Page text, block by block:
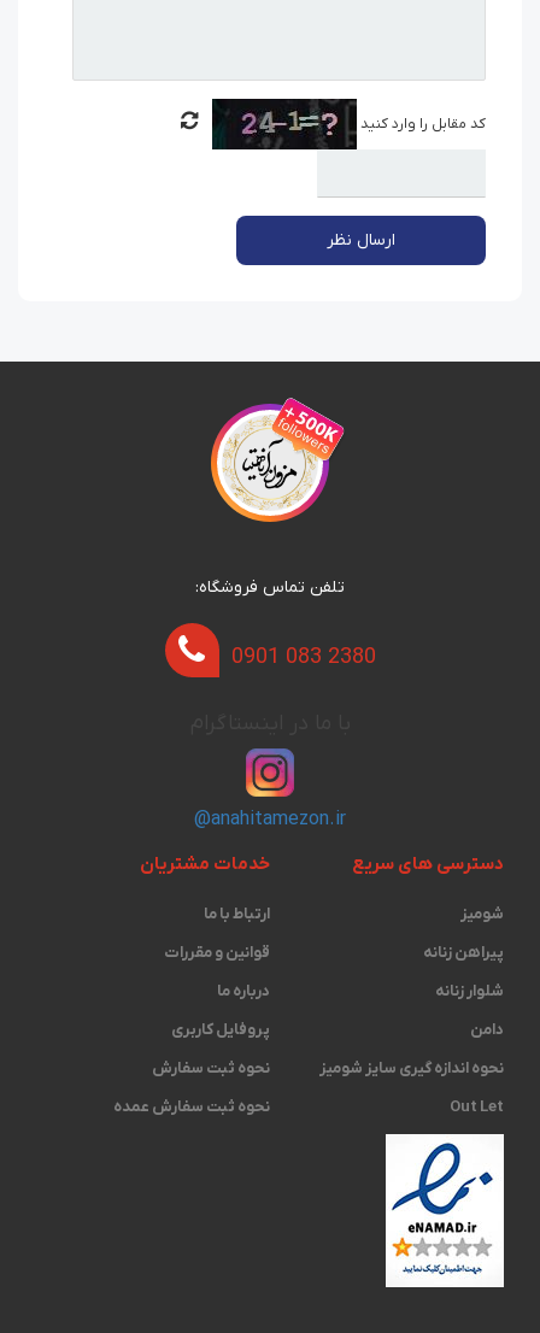
کد مقابل را وارد کنید
ارسال نظر
تلفن تماس فروشگاه:
0901 083 2380
@anahitamezon.ir
دسترسی های سریع
شومیز
پیراهن زنانه
شلوار زنانه
دامن
نحوه اندازه گیری ‫سایز شومیز
Out Let
خدمات مشتریان
ارتباط با ما
قوانین و مقررات
درباره ما
پروفایل کاربری
نحوه ثبت سفارش
نحوه ثبت سفارش عمده